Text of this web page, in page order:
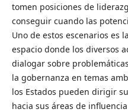
tomen posiciones de
conseguir cuando las
Uno de estos escenarios es
espacio donde los diversos
dialogar sobre
la gobernanza en temas
los Estados pueden dirigir
hacia sus áreas de